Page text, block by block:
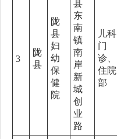
3
陇
县
陇
县
妇
幼
保
健
院
县
东
南
镇
南
岸
新
城
创
业
路
儿科
门
诊、
住院
部